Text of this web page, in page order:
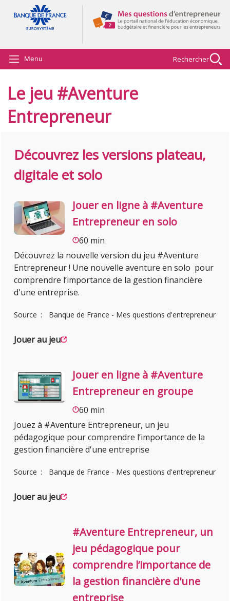
Aller au contenu principal
Menu Rechercher
Le jeu #Aventure
Entrepreneur
Découvrez les versions plateau,
digitale et solo
Jouer en ligne à #Aventure
Entrepreneur en solo
60 min
Découvrez la nouvelle version du jeu #Aventure
Entrepreneur ! Une nouvelle aventure en solo pour
comprendre l’importance de la gestion financière
d'une entreprise.
Source Banque de France - Mes questions d'entrepreneur
Jouer au jeu
Jouer en ligne à #Aventure
Entrepreneur en groupe
60 min
Jouez à #Aventure Entrepreneur, un jeu
pédagogique pour comprendre l’importance de la
gestion financière d'une entreprise
Source Banque de France - Mes questions d'entrepreneur
Jouer au jeu
#Aventure Entrepreneur, un
jeu pédagogique pour
comprendre l’importance de
la gestion financière d'une
entreprise